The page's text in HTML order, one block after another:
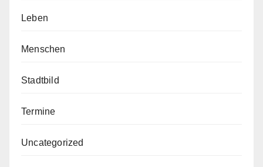
Leben
Menschen
Stadtbild
Termine
Uncategorized